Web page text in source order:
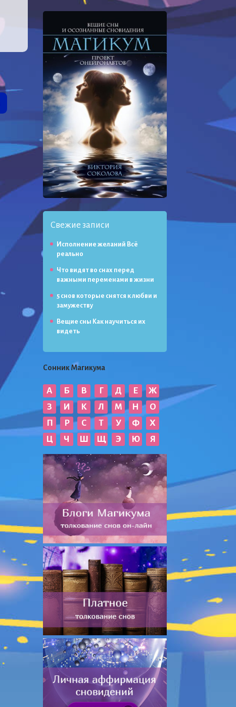
Свежие записи
Исполнение желаний Всё
реально
Что видят во снах перед
важными переменами в жизни
5 снов которые снятся к любви и
замужеству
Вещие сны Как научиться их
видеть
Сонник Магикума
А Б В Г Д Е
Ж
З
И К Л М Н
О
П
Р С Т У Ф
Х
Ц
Ч Ш Щ Э Ю Я